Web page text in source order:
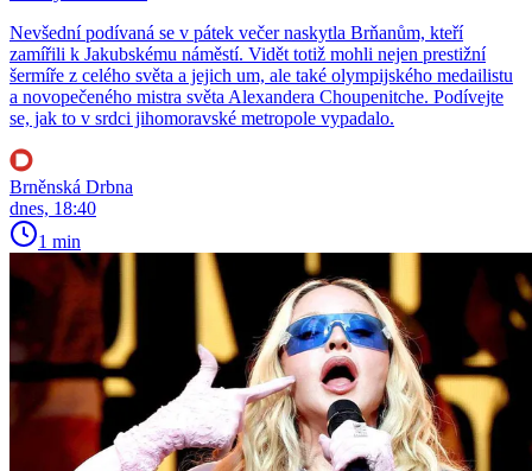
Nevšední podívaná se v pátek večer naskytla Brňanům, kteří
zamířili k Jakubskému náměstí. Vidět totiž mohli nejen prestižní
šermíře z celého světa a jejich um, ale také olympijského medailistu
a novopečeného mistra světa Alexandera Choupenitche. Podívejte
se, jak to v srdci jihomoravské metropole vypadalo.
Brněnská Drbna
dnes, 18:40
1 min